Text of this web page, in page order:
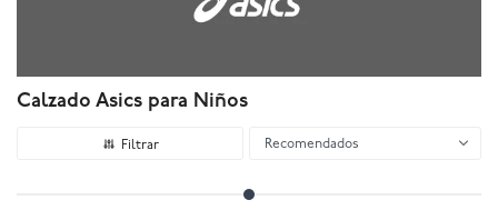
Calzado Asics para Niños
Recomendados